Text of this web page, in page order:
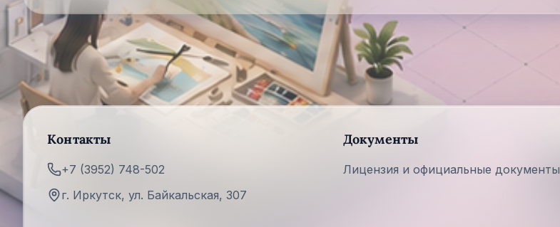
Контакты
+7 (3952) 748-502
г. Иркутск, ул. Байкальская, 307
Документы
Лицензия и официальные документы